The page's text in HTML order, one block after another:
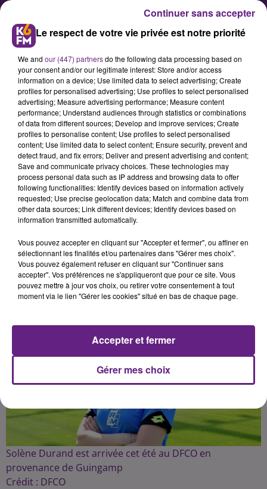
DFCO féminin : Solène Durand
appelée en équipe de France
La nouvelle gardienne du DFCO
féminin, Solène Durand, a été
appelée par la sélectionneuse
Corinne Diacre pour les prochains
Publié : 9 septembre 2021 à 18h43 par Dimitri Coutand
Solène Durand est arrivée cet été au DFCO en
provenance de Guingamp
Crédit : DFCO
Le respect de votre vie privée est notre priorité
We and our (447) partnersdo the following data processing based on
your consent and/or our legitimate interest: Store and/or access
information on a device; Use limited data to select advertising; Create
profiles for personalised advertising; Use profiles to select personalised
advertising; Measure advertising performance; Measure content
performance; Understand audiences through statistics or combinations
of data from different sources; Develop and improve services; Create
profiles to personalise content; Use profiles to select personalised
content; Use limited data to select content; Ensure security, prevent and
detect fraud, and fix errors; Deliver and present advertising and content;
Save and communicate privacy choices. These technologies may
process personal data such as IP address and browsing data to offer
following functionalities: Identify devices based on information actively
requested; Use precise geolocation data; Match and combine data from
other data sources; Link different devices; Identify devices based on
information transmitted automatically.
Vous pouvez accepter en cliquant sur "Accepter et fermer", ou affiner en
sélectionnant les finalités et/ou partenaires dans "Gérer mes choix".
Vous pouvez également refuser en cliquant sur "Continuer sans
accepter". Vos préférences ne s'appliqueront que pour ce site. Vous
pouvez mettre à jour vos choix, ou retirer votre consentement à tout
moment via le lien "Gérer les cookies" situé en bas de chaque page.
Gérer mes choix
Accepter et fermer
Continuer sans accepter